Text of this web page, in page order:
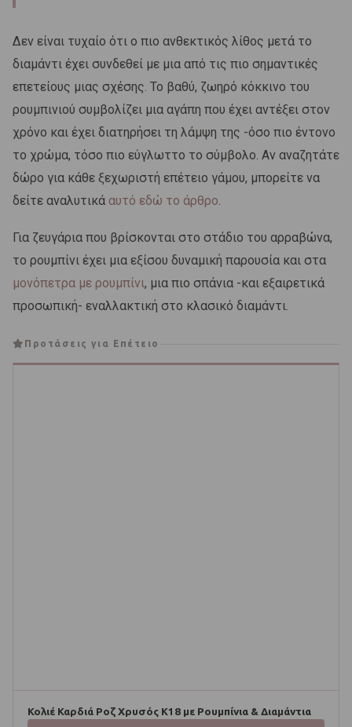
Δεν είναι τυχαίο ότι ο πιο ανθεκτικός λίθος μετά το
διαμάντι έχει συνδεθεί με μια από τις πιο σημαντικές
επετείους μιας σχέσης. Το βαθύ, ζωηρό κόκκινο του
ρουμπινιού συμβολίζει μια αγάπη που έχει αντέξει στον
χρόνο και έχει διατηρήσει τη λάμψη της -όσο πιο έντονο
το χρώμα, τόσο πιο εύγλωττο το σύμβολο. Αν αναζητάτε
δώρο για κάθε ξεχωριστή επέτειο γάμου, μπορείτε να
δείτε αναλυτικά αυτό εδώ το άρθρο.
Για ζευγάρια που βρίσκονται στο στάδιο του αρραβώνα,
το ρουμπίνι έχει μια εξίσου δυναμική παρουσία και στα
μονόπετρα με ρουμπίνι, μια πιο σπάνια -και εξαιρετικά
προσωπική- εναλλακτική στο κλασικό διαμάντι.
Προτάσεις για Επέτειο
Κολιέ Καρδιά Ροζ Χρυσός Κ18 με Ρουμπίνια & Διαμάντια